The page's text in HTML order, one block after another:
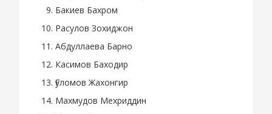
Бакиев Бахром
Расулов Зохиджон
Абдуллаева Барно
Касимов Баходир
Ғуломов Жахонгир
Махмудов Мехриддин